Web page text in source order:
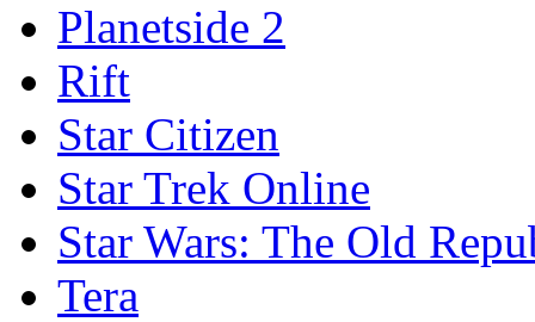
Planetside 2
Rift
Star Citizen
Star Trek Online
Star Wars: The Old
Tera